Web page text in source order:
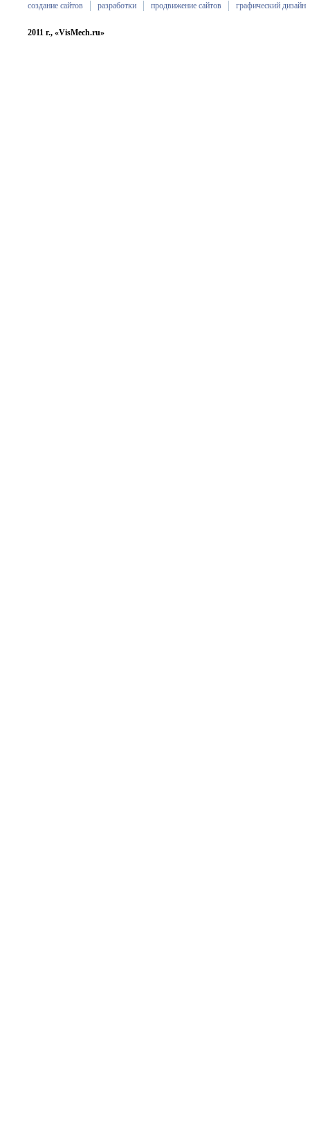
создание сайтов разработки продвижение сайтов графический дизайн
2011 г., «VisMech.ru»